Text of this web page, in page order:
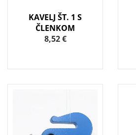
KAVELJ ŠT. 1 S
ČLENKOM
8,52 €